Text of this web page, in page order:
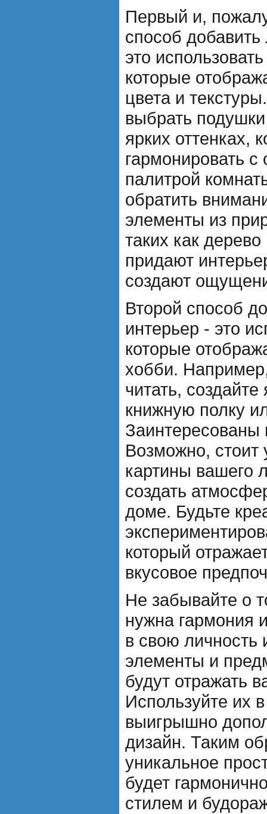
Первый и,
способ
это
которые
цвета и
выбрать
ярких оттенках,
гармонировать
палитрой
обратить
элементы из
таких как
придают
создают
Второй способ
интерьер - это
которые
хобби.
читать,
книжную полку
Заинтересованы
Возможно, стоит
картины вашего
создать
доме. Будьте
который
вкусовое
Не забывайте о
нужна гармония
в свою личность
элементы и
будут отражать
Используйте их
выигрышно
дизайн. Таким
уникальное
будет
стилем и